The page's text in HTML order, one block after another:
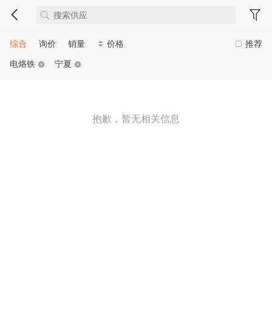
推荐
综合 询价 销量
价格
电烙铁
宁夏
抱歉，暂无相关信息